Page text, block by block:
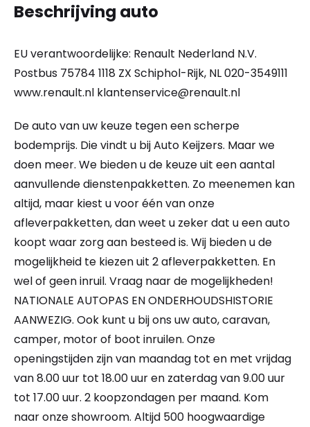
Beschrijving auto
EU verantwoordelijke: Renault Nederland N.V.
Postbus 75784 1118 ZX Schiphol-Rijk, NL 020-3549111
www.renault.nl klantenservice@renault.nl
De auto van uw keuze tegen een scherpe
bodemprijs. Die vindt u bij Auto Keijzers. Maar we
doen meer. We bieden u de keuze uit een aantal
aanvullende dienstenpakketten. Zo meenemen kan
altijd, maar kiest u voor één van onze
afleverpakketten, dan weet u zeker dat u een auto
koopt waar zorg aan besteed is. Wij bieden u de
mogelijkheid te kiezen uit 2 afleverpakketten. En
wel of geen inruil. Vraag naar de mogelijkheden!
NATIONALE AUTOPAS EN ONDERHOUDSHISTORIE
AANWEZIG. Ook kunt u bij ons uw auto, caravan,
camper, motor of boot inruilen. Onze
openingstijden zijn van maandag tot en met vrijdag
van 8.00 uur tot 18.00 uur en zaterdag van 9.00 uur
tot 17.00 uur. 2 koopzondagen per maand. Kom
naar onze showroom. Altijd 500 hoogwaardige